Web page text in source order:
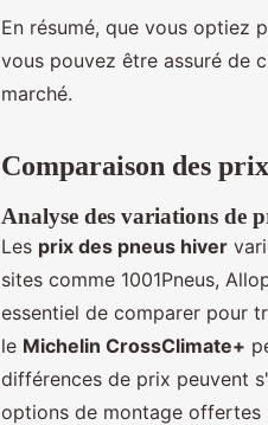
En résumé, que vous optiez
vous pouvez être assuré de
marché.
Comparaison des
Analyse des variations de
Les prix des pneus hiver
sites comme 1001Pneus,
essentiel de comparer pour
le Michelin CrossClimate+
différences de prix peuvent
options de montage offertes